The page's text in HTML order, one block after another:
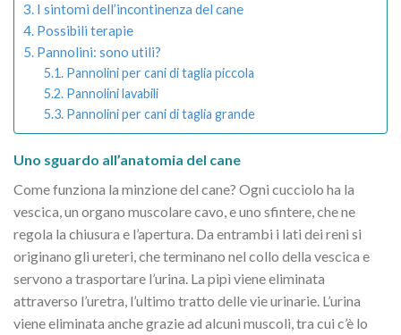
I sintomi dell’incontinenza del cane
Possibili terapie
Pannolini: sono utili?
Pannolini per cani di taglia piccola
Pannolini lavabili
Pannolini per cani di taglia grande
Uno sguardo all’anatomia del cane
Come funziona la minzione del cane? Ogni cucciolo ha la
vescica, un organo muscolare cavo, e uno sfintere, che ne
regola la chiusura e l’apertura. Da entrambi i lati dei reni si
originano gli ureteri, che terminano nel collo della vescica e
servono a trasportare l’urina. La pipì viene eliminata
attraverso l’uretra, l’ultimo tratto delle vie urinarie. L’urina
viene eliminata anche grazie ad alcuni muscoli, tra cui c’è lo